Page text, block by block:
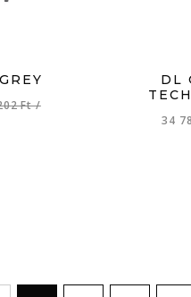
Ft/
DL
34